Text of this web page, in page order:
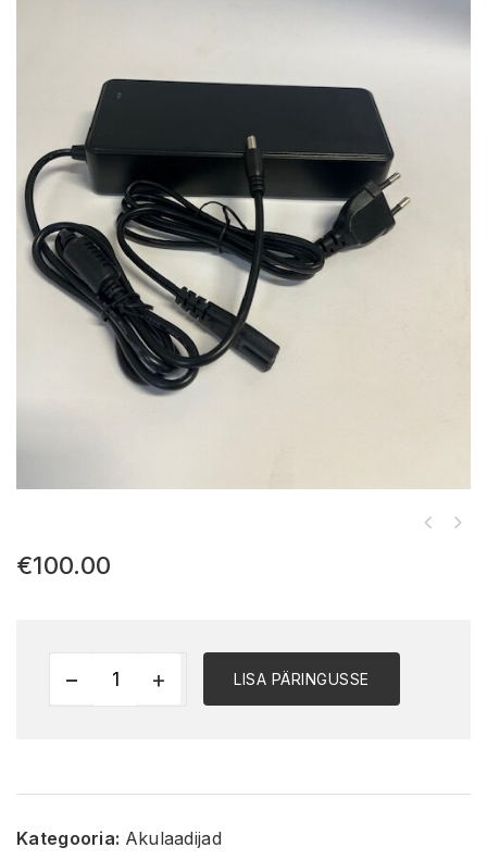
€100.00
LISA PÄRINGUSSE
Kategooria: Akulaadijad